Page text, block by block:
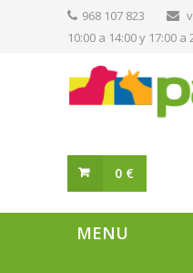
968 107 823
10:00 a 14:00 y 17:00 a
0 €